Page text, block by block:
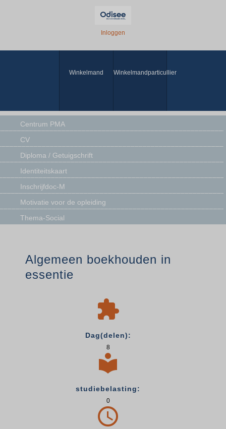
Inloggen
Winkelmand Winkelmandparticullier
Centrum PMA
CV
Diploma / Getuigschrift
Identiteitskaart
Inschrijfdoc-M
Motivatie voor de opleiding
Thema-Social
Algemeen boekhouden in
essentie

Dag(delen):
8

studiebelasting:
0
